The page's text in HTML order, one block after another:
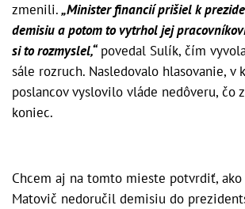
zmenili.„Minister financií prišiel k
demisiu a potom to vytrhol jej
si to rozmyslel,“povedal Sulík, čím
sále rozruch. Nasledovalo hlasovanie, v
poslancov vyslovilo vláde nedôveru, čo
koniec.
Chcem aj na tomto mieste potvrdiť,
Matovič nedoručil demisiu do